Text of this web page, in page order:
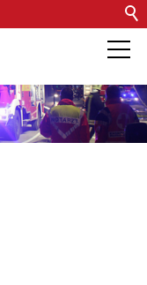
Barrierefreiheit